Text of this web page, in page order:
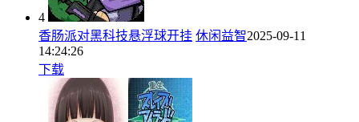
4
香肠派对黑科技悬浮球开挂 休闲益智2025-09-11
14:24:26
下载